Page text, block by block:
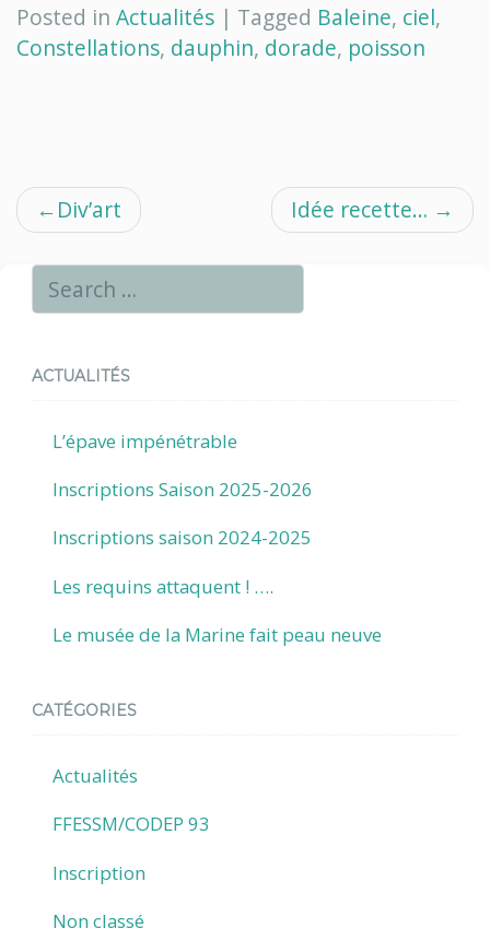
Posted in Actualités | Tagged Baleine, ciel,
Constellations, dauphin, dorade, poisson
Navigation
de
l’article
Div’art Idée recette…
ACTUALITÉS
L’épave impénétrable
Inscriptions Saison 2025-2026
Inscriptions saison 2024-2025
Les requins attaquent ! ….
Le musée de la Marine fait peau neuve
CATÉGORIES
Actualités
FFESSM/CODEP 93
Inscription
Non classé